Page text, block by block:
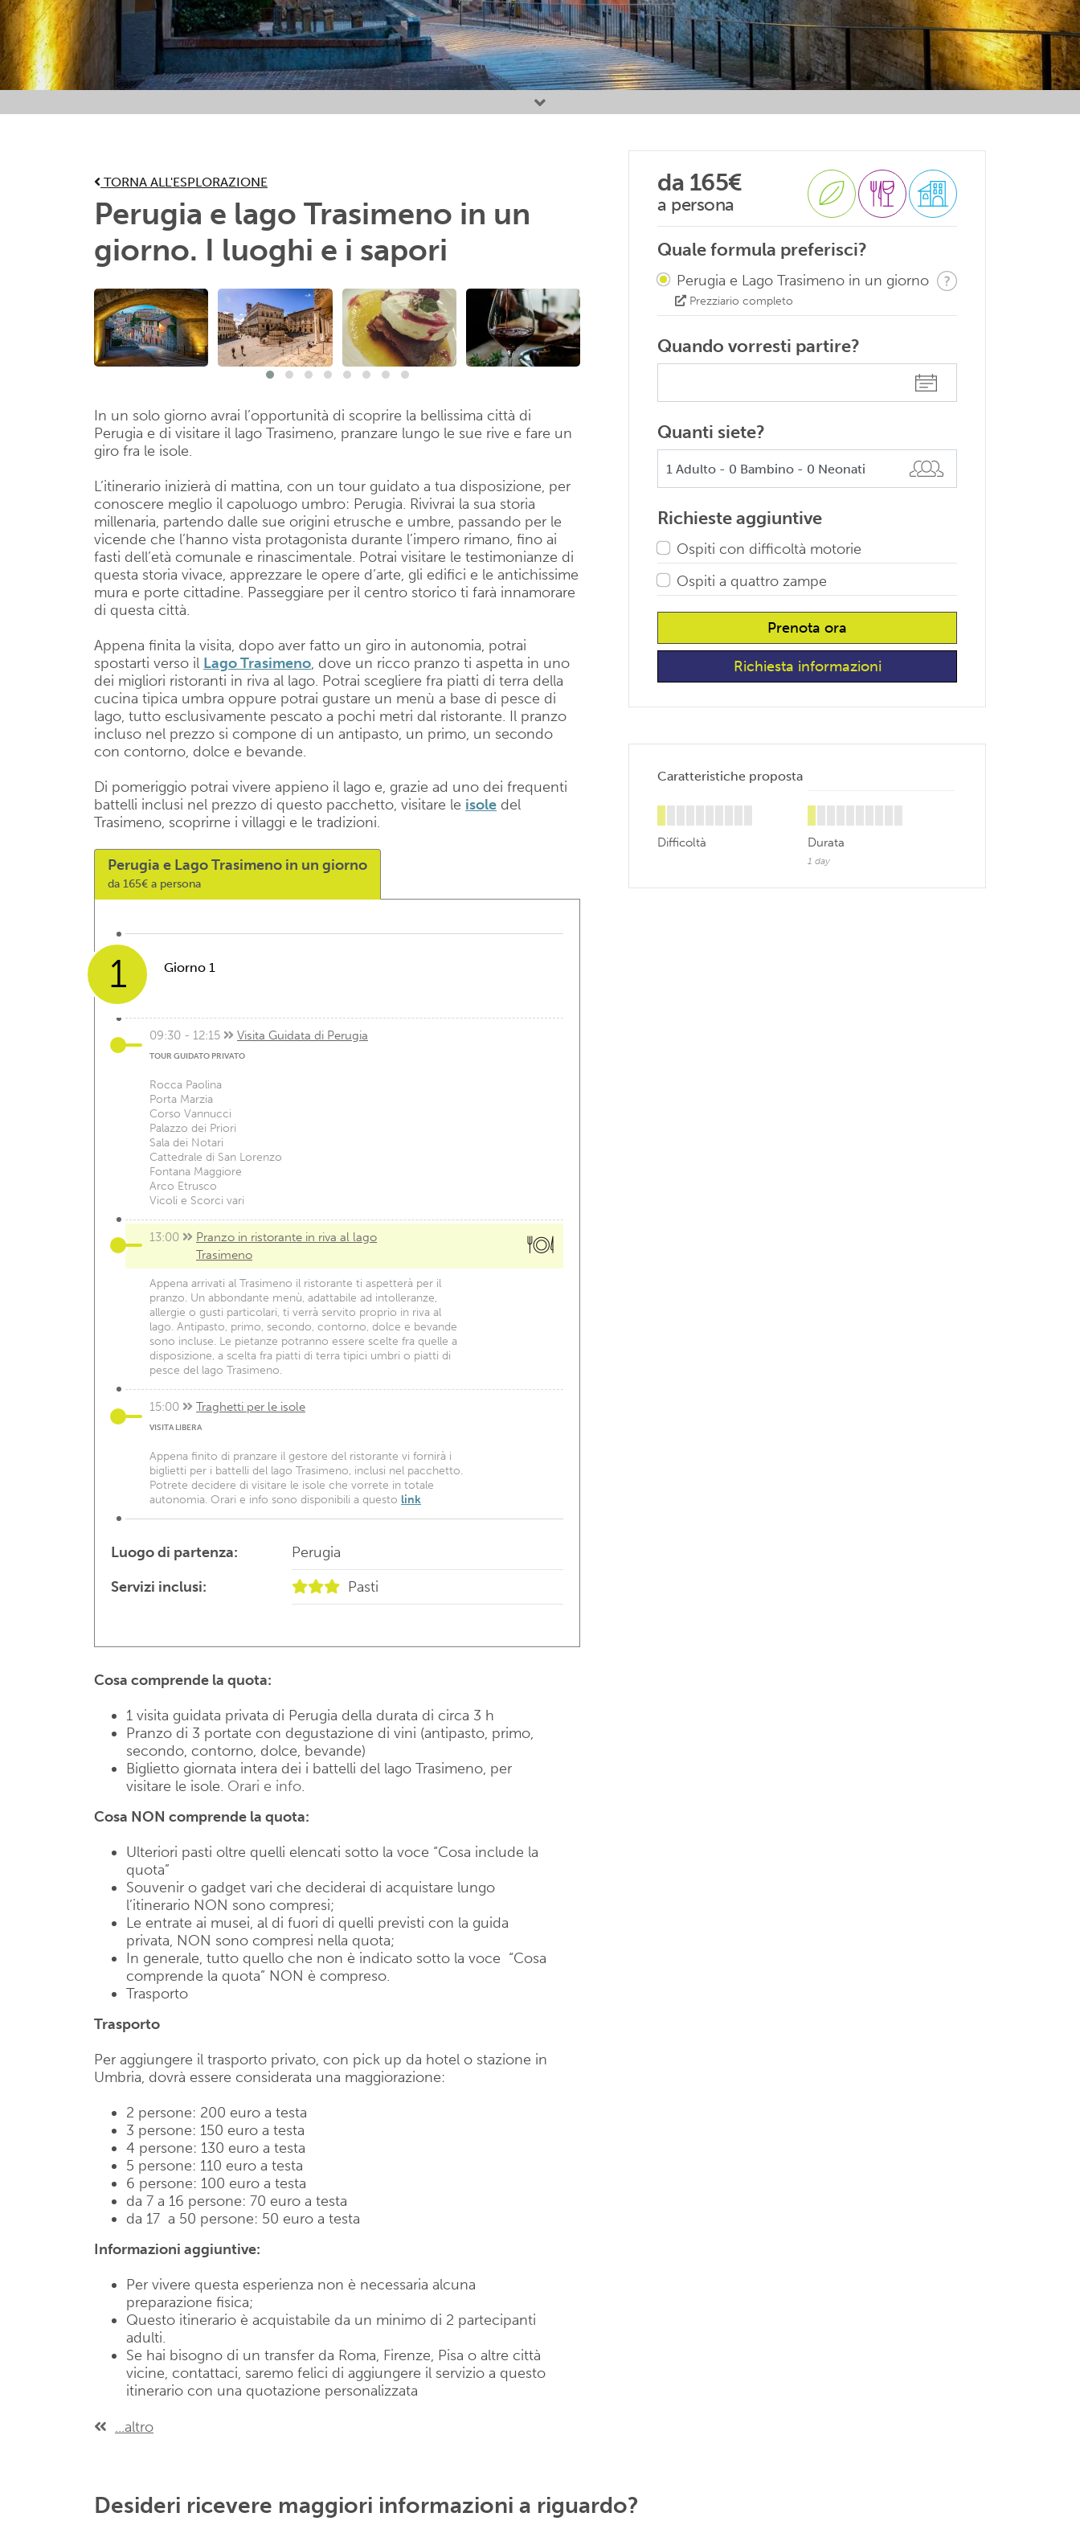
Attività preferite
TORNA ALL'ESPLORAZIONE
Perugia e lago Trasimeno in un
giorno. I luoghi e i sapori
In un solo giorno avrai l’opportunità di scoprire la bellissima città di
Perugia e di visitare il lago Trasimeno, pranzare lungo le sue rive e fare un
giro fra le isole.
L’itinerario inizierà di mattina, con un tour guidato a tua disposizione, per
conoscere meglio il capoluogo umbro: Perugia. Rivivrai la sua storia
millenaria, partendo dalle sue origini etrusche e umbre, passando per le
vicende che l’hanno vista protagonista durante l’impero rimano, fino ai
fasti dell’età comunale e rinascimentale. Potrai visitare le testimonianze di
questa storia vivace, apprezzare le opere d’arte, gli edifici e le antichissime
mura e porte cittadine. Passeggiare per il centro storico ti farà innamorare
di questa città.
Appena finita la visita, dopo aver fatto un giro in autonomia, potrai
spostarti verso il Lago Trasimeno, dove un ricco pranzo ti aspetta in uno
dei migliori ristoranti in riva al lago. Potrai scegliere fra piatti di terra della
cucina tipica umbra oppure potrai gustare un menù a base di pesce di
lago, tutto esclusivamente pescato a pochi metri dal ristorante. Il pranzo
incluso nel prezzo si compone di un antipasto, un primo, un secondo
con contorno, dolce e bevande.
Di pomeriggio potrai vivere appieno il lago e, grazie ad uno dei frequenti
battelli inclusi nel prezzo di questo pacchetto, visitare le isole del
Trasimeno, scoprirne i villaggi e le tradizioni.
Perugia e Lago Trasimeno in un giorno
da 165€ a persona
1 Giorno 1
09:30 - 12:15 Visita Guidata di Perugia
TOUR GUIDATO PRIVATO
Rocca Paolina
Porta Marzia
Corso Vannucci
Palazzo dei Priori
Sala dei Notari
Cattedrale di San Lorenzo
Fontana Maggiore
Arco Etrusco
Vicoli e Scorci vari
13:00
Pranzo in ristorante in riva al lago
Trasimeno
Appena arrivati al Trasimeno il ristorante ti aspetterà per il
pranzo. Un abbondante menù, adattabile ad intolleranze,
allergie o gusti particolari, ti verrà servito proprio in riva al
lago. Antipasto, primo, secondo, contorno, dolce e bevande
sono incluse. Le pietanze potranno essere scelte fra quelle a
disposizione, a scelta fra piatti di terra tipici umbri o piatti di
pesce del lago Trasimeno.
15:00 Traghetti per le isole
VISITA LIBERA
Appena finito di pranzare il gestore del ristorante vi fornirà i
biglietti per i battelli del lago Trasimeno, inclusi nel pacchetto.
Potrete decidere di visitare le isole che vorrete in totale
autonomia. Orari e info sono disponibili a questo link
Luogo di partenza:
Perugia
Servizi inclusi:
Pasti
Cosa comprende la quota:
1 visita guidata privata di Perugia della durata di circa 3 h
Pranzo di 3 portate con degustazione di vini (antipasto, primo,
secondo, contorno, dolce, bevande)
Biglietto giornata intera dei i battelli del lago Trasimeno, per
visitare le isole. Orari e info.
Cosa NON comprende la quota:
Ulteriori pasti oltre quelli elencati sotto la voce “Cosa include la
quota”
Souvenir o gadget vari che deciderai di acquistare lungo
l’itinerario NON sono compresi;
Le entrate ai musei, al di fuori di quelli previsti con la guida
privata, NON sono compresi nella quota;
In generale, tutto quello che non è indicato sotto la voce “Cosa
comprende la quota” NON è compreso.
Trasporto
Trasporto
Per aggiungere il trasporto privato, con pick up da hotel o stazione in
Umbria, dovrà essere considerata una maggiorazione:
2 persone: 200 euro a testa
3 persone: 150 euro a testa
4 persone: 130 euro a testa
5 persone: 110 euro a testa
6 persone: 100 euro a testa
da 7 a 16 persone: 70 euro a testa
da 17 a 50 persone: 50 euro a testa
Informazioni aggiuntive:
Per vivere questa esperienza non è necessaria alcuna
preparazione fisica;
Questo itinerario è acquistabile da un minimo di 2 partecipanti
adulti.
Se hai bisogno di un transfer da Roma, Firenze, Pisa o altre città
vicine, contattaci, saremo felici di aggiungere il servizio a questo
itinerario con una quotazione personalizzata
...altro
da 165€
a persona
Quale formula preferisci?
Perugia e Lago Trasimeno in un giorno
Prezziario completo
Quando vorresti partire?
Quanti siete?
Richieste aggiuntive
Ospiti con difficoltà motorie
Ospiti a quattro zampe
Prenota ora
Richiesta informazioni
Caratteristiche proposta
Difficoltà Durata
1 day
Desideri ricevere maggiori informazioni a riguardo?